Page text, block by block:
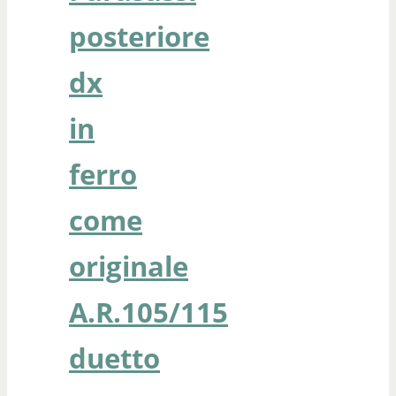
posteriore
dx
in
ferro
come
originale
A.R.105/115
duetto